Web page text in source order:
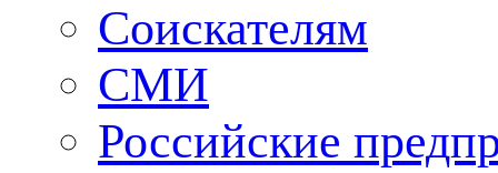
Соискателям
СМИ
Российские